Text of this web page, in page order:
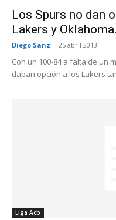
Los Spurs no dan
Lakers y
Diego Sanz - 25 abril 2013
Con un 100-84 a falta de un
daban opción a los Lakers
Liga Acb